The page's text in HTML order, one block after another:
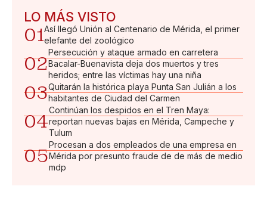
LO MÁS VISTO
01Así llegó Unión al Centenario de Mérida, el primer
elefante del zoológico
02
Persecución y ataque armado en carretera
Bacalar-Buenavista deja dos muertos y tres
heridos; entre las víctimas hay una niña
03Quitarán la histórica playa Punta San Julián a los
habitantes de Ciudad del Carmen
04
Continúan los despidos en el Tren Maya:
reportan nuevas bajas en Mérida, Campeche y
Tulum
05
Procesan a dos empleados de una empresa en
Mérida por presunto fraude de de más de medio
mdp